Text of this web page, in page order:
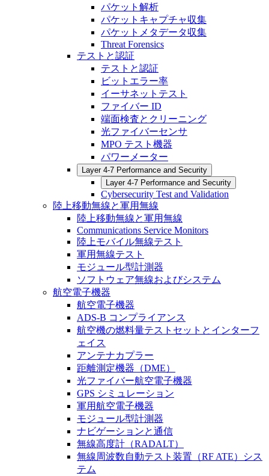
パケット解析
パケットキャプチャ収集
パケットメタデータ収集
Threat Forensics
テストと認証
テストと認証
ビットエラー率
イーサネットテスト
ファイバー ID
端面検査とクリーニング
光ファイバーセンサ
MPO テスト機器
パワーメーター
Layer 4-7 Performance and Security
Layer 4-7 Performance and Security
Cybersecurity Test and Validation
陸上移動無線と軍用無線
陸上移動無線と軍用無線
Communications Service Monitors
陸上モバイル無線テスト
軍用無線テスト
モジュール型計測器
ソフトウェア無線およびシステム
航空電子機器
航空電子機器
ADS-B コンプライアンス
航空機の燃料量テストセットとインターフ
ェイス
アンテナカプラー
距離測定機器（DME）
光ファイバー航空電子機器
GPS シミュレーション
軍用航空電子機器
モジュール型計測器
ナビゲーションと通信
無線高度計（RADALT）
無線周波数自動テスト装置（RF ATE）シス
テム